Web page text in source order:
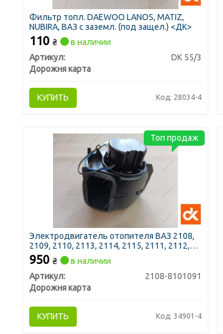
Фильтр топл. DAEWOO LANOS, MATIZ,
NUBIRA, ВАЗ с заземл. (под защел.) <ДК>
110 ₴
в наличии
Артикул:
DK 55/3
Дорожня карта
КУПИТЬ Код: 28034-4
Электродвигатель отопителя ВАЗ 2108,
2109, 2110, 2113, 2114, 2115, 2111, 2112,
УАЗ (в сборе с крыльчаткой и кожухом)
(ДК)
950 ₴
в наличии
Артикул:
2108-8101091
Дорожня карта
КУПИТЬ Код: 34901-4
Топ продаж